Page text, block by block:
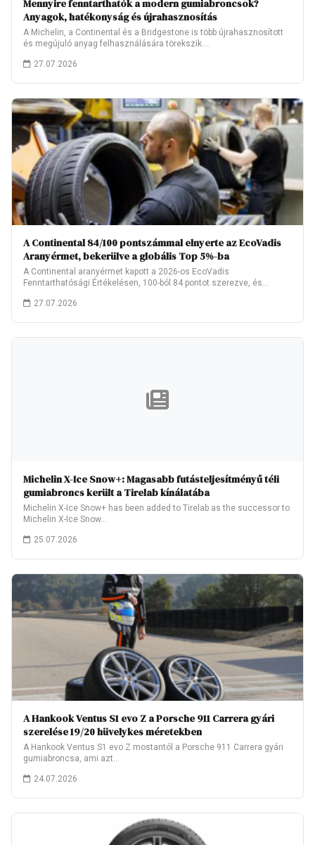
Mennyire fenntarthatók a modern gumiabroncsok?
Anyagok, hatékonyság és újrahasznosítás
A Michelin, a Continental és a Bridgestone is több újrahasznosított
és megújuló anyag felhasználására törekszik.…
27.07.2026
A Continental 84/100 pontszámmal elnyerte az EcoVadis
Aranyérmet, bekerülve a globális Top 5%-ba
A Continental aranyérmet kapott a 2026-os EcoVadis
Fenntarthatósági Értékelésen, 100-ból 84 pontot szerezve, és
27.07.2026
Michelin X-Ice Snow+: Magasabb futásteljesítményű téli
gumiabroncs került a Tirelab kínálatába
Michelin X-Ice Snow+ has been added to Tirelab as the successor to
Michelin X-Ice Snow…
25.07.2026
A Hankook Ventus S1 evo Z a Porsche 911 Carrera gyári
szerelése 19/20 hüvelykes méretekben
A Hankook Ventus S1 evo Z mostantól a Porsche 911 Carrera gyári
gumiabroncsa, ami azt…
24.07.2026